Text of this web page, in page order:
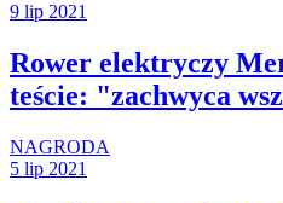
9 lip 2021
Rower elektryczy
teście: "zachwyca
NAGRODA
5 lip 2021